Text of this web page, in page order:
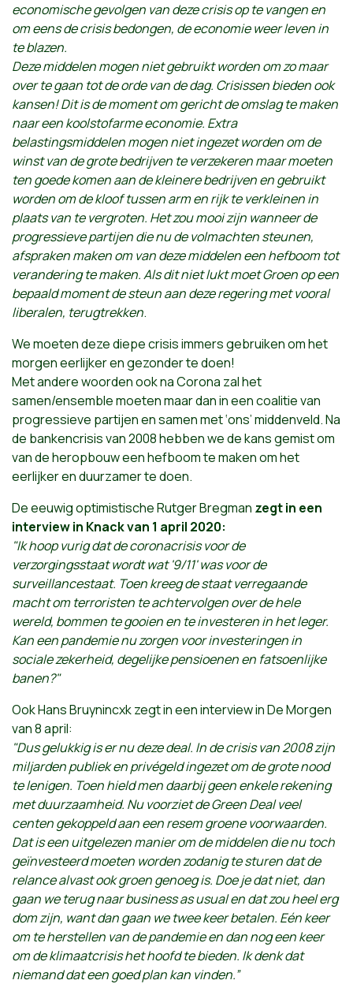
economische gevolgen van deze crisis op te vangen en
om eens de crisis bedongen, de economie weer leven in
te blazen.
Deze middelen mogen niet gebruikt worden om zo maar
over te gaan tot de orde van de dag. Crisissen bieden ook
kansen! Dit is de moment om gericht de omslag te maken
naar een koolstofarme economie. Extra
belastingsmiddelen mogen niet ingezet worden om de
winst van de grote bedrijven te verzekeren maar moeten
ten goede komen aan de kleinere bedrijven en gebruikt
worden om de kloof tussen arm en rijk te verkleinen in
plaats van te vergroten. Het zou mooi zijn wanneer de
progressieve partijen die nu de volmachten steunen,
afspraken maken om van deze middelen een hefboom tot
verandering te maken. Als dit niet lukt moet Groen op een
bepaald moment de steun aan deze regering met vooral
liberalen, terugtrekken.
We moeten deze diepe crisis immers gebruiken om het
morgen eerlijker en gezonder te doen!
Met andere woorden ook na Corona zal het
samen/ensemble moeten maar dan in een coalitie van
progressieve partijen en samen met ‘ons’ middenveld. Na
de bankencrisis van 2008 hebben we de kans gemist om
van de heropbouw een hefboom te maken om het
eerlijker en duurzamer te doen.
De eeuwig optimistische Rutger Bregman zegt in een
interview in Knack van 1 april 2020:
"Ik hoop vurig dat de coronacrisis voor de
verzorgingsstaat wordt wat '9/11' was voor de
surveillancestaat. Toen kreeg de staat verregaande
macht om terroristen te achtervolgen over de hele
wereld, bommen te gooien en te investeren in het leger.
Kan een pandemie nu zorgen voor investeringen in
sociale zekerheid, degelijke pensioenen en fatsoenlijke
banen?"
Ook Hans Bruynincxk zegt in een interview in De Morgen
van 8 april:
"Dus gelukkig is er nu deze deal. In de crisis van 2008 zijn
miljarden publiek en privégeld ingezet om de grote nood
te lenigen. Toen hield men daarbij geen enkele rekening
met duurzaamheid. Nu voorziet de Green Deal veel
centen gekoppeld aan een resem groene voorwaarden.
Dat is een uitgelezen manier om de middelen die nu toch
geïnvesteerd moeten worden zodanig te sturen dat de
relance alvast ook groen genoeg is. Doe je dat niet, dan
gaan we terug naar business as usual en dat zou heel erg
dom zijn, want dan gaan we twee keer betalen. Eén keer
om te herstellen van de pandemie en dan nog een keer
om de klimaatcrisis het hoofd te bieden. Ik denk dat
niemand dat een goed plan kan vinden.”